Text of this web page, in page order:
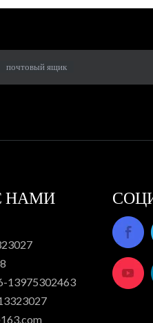
почтовый ящик
НАМИ
13975302463